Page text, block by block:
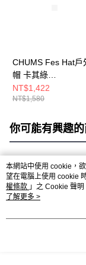
CHUMS Fes Hat戶
帽 卡其綠
CH051469M022
NT$1,422
NT$1,580
你可能有興趣
熱門標籤
本網站中使用 cookie，
望在電腦上使用 cookie
權條款 」之 Cookie 聲
用條款之 Cookie 聲明使
了解更多 >